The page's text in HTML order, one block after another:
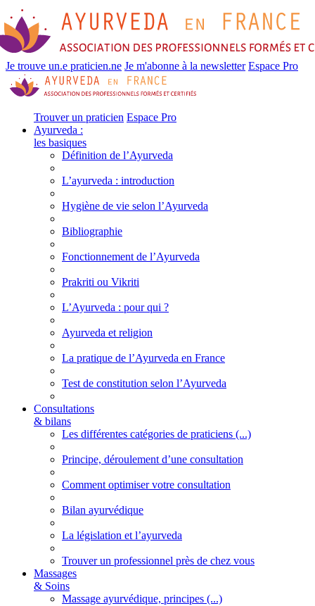
Je trouve un.e praticien.ne Je m'abonne à la newsletter Espace Pro
Trouver un praticien Espace Pro
Ayurveda :
les basiques
Définition de l’Ayurveda
L’ayurveda : introduction
Hygiène de vie selon l’Ayurveda
Bibliographie
Fonctionnement de l’Ayurveda
Prakriti ou Vikriti
L’Ayurveda : pour qui ?
Ayurveda et religion
La pratique de l’Ayurveda en France
Test de constitution selon l’Ayurveda
Consultations
& bilans
Les différentes catégories de praticiens (...)
Principe, déroulement d’une consultation
Comment optimiser votre consultation
Bilan ayurvédique
La législation et l’ayurveda
Trouver un professionnel près de chez vous
Massages
& Soins
Massage ayurvédique, principes (...)